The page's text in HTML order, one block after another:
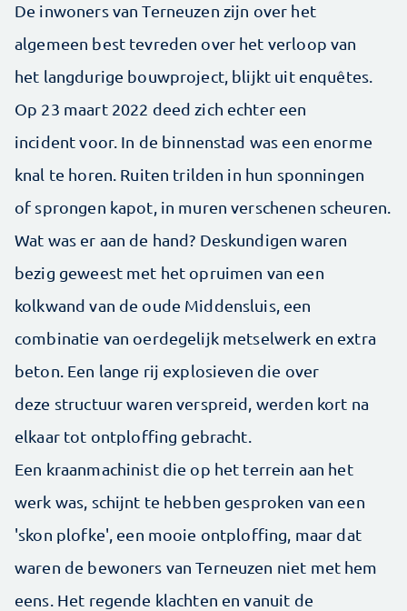
De inwoners van Terneuzen zijn over het
algemeen best tevreden over het verloop van
het langdurige bouwproject, blijkt uit enquêtes.
Op 23 maart 2022 deed zich echter een
incident voor. In de binnenstad was een enorme
knal te horen. Ruiten trilden in hun sponningen
of sprongen kapot, in muren verschenen scheuren.
Wat was er aan de hand? Deskundigen waren
bezig geweest met het opruimen van een
kolkwand van de oude Middensluis, een
combinatie van oerdegelijk metselwerk en extra
beton. Een lange rij explosieven die over
deze structuur waren verspreid, werden kort na
elkaar tot ontploffing gebracht.
Een kraanmachinist die op het terrein aan het
werk was, schijnt te hebben gesproken van een
'skon plofke', een mooie ontploffing, maar dat
waren de bewoners van Terneuzen niet met hem
eens. Het regende klachten en vanuit de